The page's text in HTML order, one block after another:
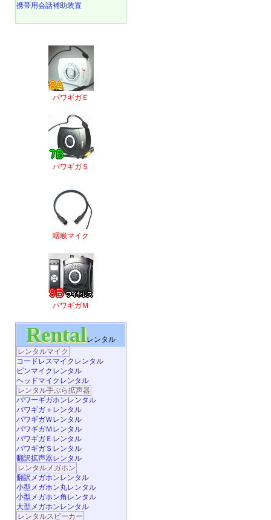
携帯用会話補助装置
パワギガＥ
パワギガＳ
咽喉マイク
パワギガＭ
Rentalレンタル
レンタルマイク
コードレスマイクレンタル
ピンマイクレンタル
ヘッドマイクレンタル
レンタル手ぶら拡声器
パワーギガホンレンタル
パワギガ＋レンタル
パワギガＷレンタル
パワギガＭレンタル
パワギガＥレンタル
パワギガＳレンタル
翻訳拡声器レンタル
レンタルメガホン
翻訳メガホンレンタル
小型メガホン丸レンタル
小型メガホン角レンタル
大型メガホンレンタル
レンタルスピーカー